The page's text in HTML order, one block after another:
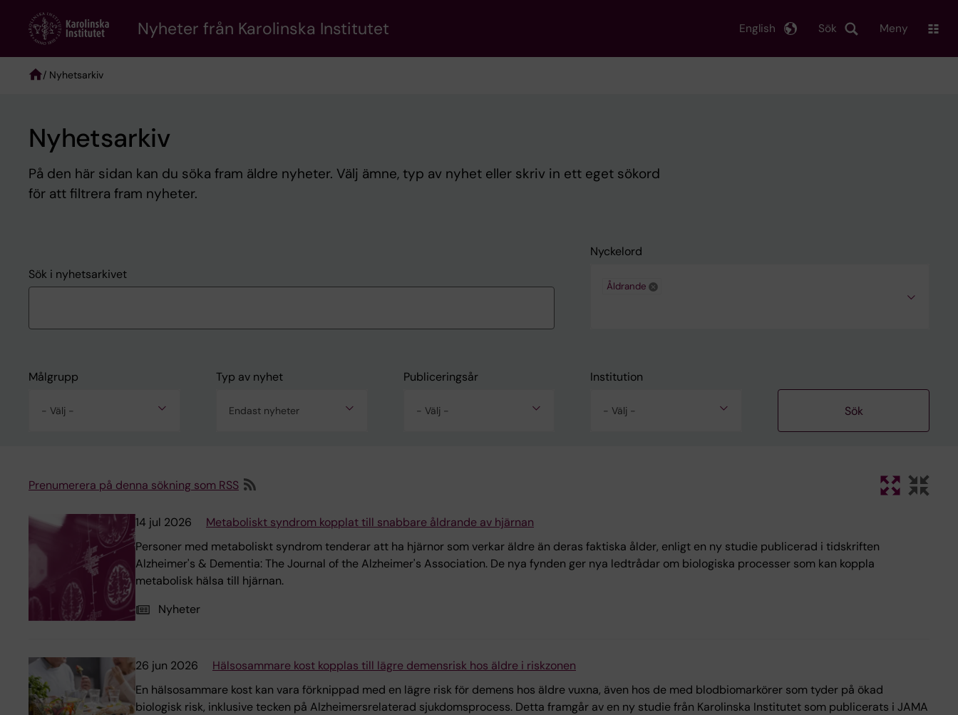
content
Nyheter från Karolinska Institutet Sök
English Meny
/ Nyhetsarkiv
Nyhetsarkiv
På den här sidan kan du söka fram äldre nyheter. Välj ämne, typ av nyhet eller skriv in ett eget sökord
för att filtrera fram nyheter.
Sök i nyhetsarkivet
Nyckelord
Åldrande
Målgrupp
- Välj -
Typ av nyhet
Endast nyheter
Publiceringsår
- Välj -
Institution
- Välj -
Prenumerera på denna sökning som RSS
14 jul 2026
Metaboliskt syndrom kopplat till snabbare åldrande av hjärnan
Personer med metaboliskt syndrom tenderar att ha hjärnor som verkar äldre än deras faktiska ålder, enligt en ny studie publicerad i tidskriften
Alzheimer's & Dementia: The Journal of the Alzheimer's Association. De nya fynden ger nya ledtrådar om biologiska processer som kan koppla
metabolisk hälsa till hjärnan.
Nyheter
26 jun 2026
Hälsosammare kost kopplas till lägre demensrisk hos äldre i riskzonen
En hälsosammare kost kan vara förknippad med en lägre risk för demens hos äldre vuxna, även hos de med blodbiomarkörer som tyder på ökad
biologisk risk, inklusive tecken på Alzheimersrelaterad sjukdomsprocess. Detta framgår av en ny studie från Karolinska Institutet som publicerats i JAMA